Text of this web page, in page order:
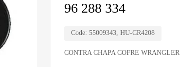
96 288 334
Code: 55009343, HU-CR4208
CONTRA CHAPA COFRE